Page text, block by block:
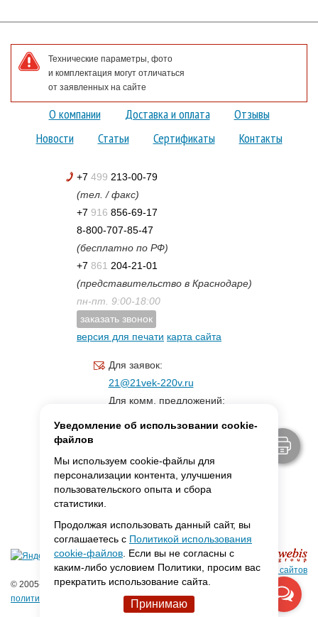
Технические параметры, фото
и комплектация могут отличаться
от заявленных на сайте
О компании Доставка и оплата
Отзывы
Новости
Статьи Сертификаты Контакты
+7 499 213-00-79
(тел. / факс)
+7 916 856-69-17
8-800-707-85-47
(бесплатно по РФ)
+7 861 204-21-01
(представительство в Краснодаре)
пн-пт. 9:00-18:00
заказать звонок
версия для печати карта сайта
Для заявок:
21@21vek-220v.ru
Для комм. предложений:
© 2005-2026 ООО «Фарадей»
политика конфиденциальности
Создание сайтов
Уведомление об использовании cookie-
файлов
Мы используем cookie-файлы для
персонализации контента, улучшения
пользовательского опыта и сбора
статистики.
Продолжая использовать данный сайт, вы
соглашаетесь с Политикой использования
cookie-файлов . Если вы не согласны с
каким-либо условием Политики, просим вас
прекратить использование сайта.
Принимаю